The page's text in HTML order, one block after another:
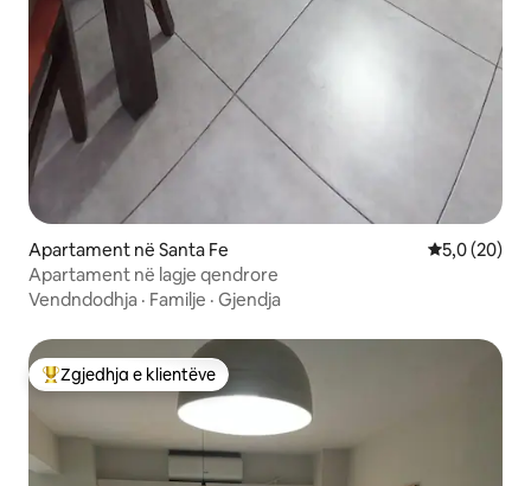
Apartament në Santa Fe Vlerësimi
5,0 (20)
Apartament në lagje qendrore
Vendndodhja · Familje · Gjendja
Më të mirat e zgjedhjeve të klientëve
Zgjedhja e klientëve